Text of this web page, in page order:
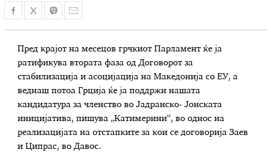
Пред крајот на месецов грчкиот Парламент ќе ја
ратификува втората фаза од Договорот за
стабилизација и асоцијација на Македонија со ЕУ, а
веднаш потоа Грција ќе ја поддржи нашата
кандидатура за членство во Јадранско- Јонската
иницијатива, пишува „Катимерини“, во однос на
реализацијата на отстапките за кои се договорија Заев
и Ципрас, во Давос.